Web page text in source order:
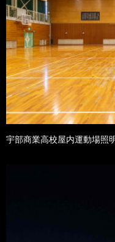
宇部商業高校屋内運動場照